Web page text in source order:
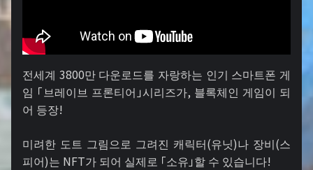
전세계 3800만 다운로드를 자랑하는 인기 스마트폰 게
임 「브레이브 프론티어」시리즈가, 블록체인 게임이 되
어 등장!
미려한 도트 그림으로 그려진 캐릭터(유닛)나 장비(스
피어)는 NFT가 되어 실제로 「소유」할 수 있습니다!